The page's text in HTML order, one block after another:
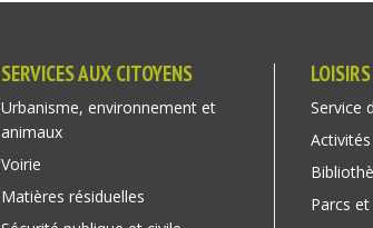
SERVICES AUX CITOYENS
Urbanisme, environnement et
animaux
Voirie
Matières résiduelles
Service
Activités
Parcs